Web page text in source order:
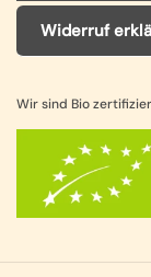
Widerruf
Wir sind Bio